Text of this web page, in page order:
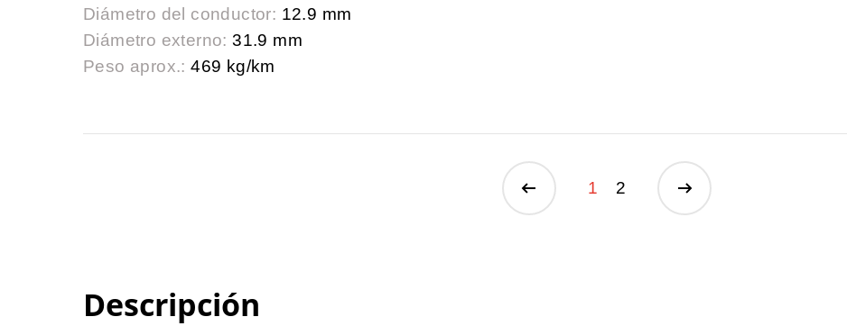
Diámetro del conductor: 12.9 mm
Diámetro externo: 31.9 mm
Peso aprox.: 469 kg/km
1 2
Descripción